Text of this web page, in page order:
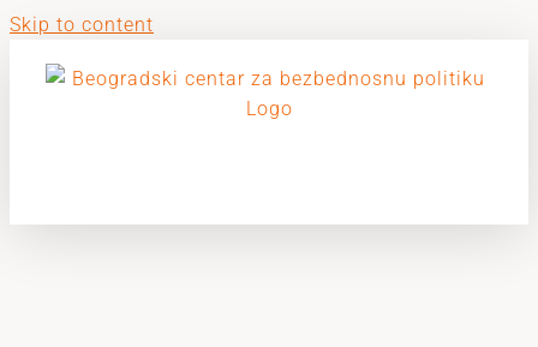
Skip to content